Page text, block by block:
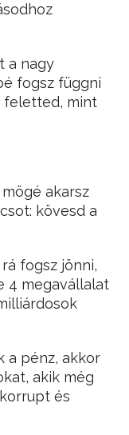
a nagy
fogsz függni
feletted, mint
akarsz
kövesd a
fogsz jönni,
4 megavállalat
a pénz, akkor
akik még
és